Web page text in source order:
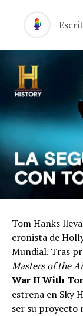
Tom Hanks
cronista de
Mundial. Tras
Masters of the
War II With
estrena en Sky
ser su proyecto